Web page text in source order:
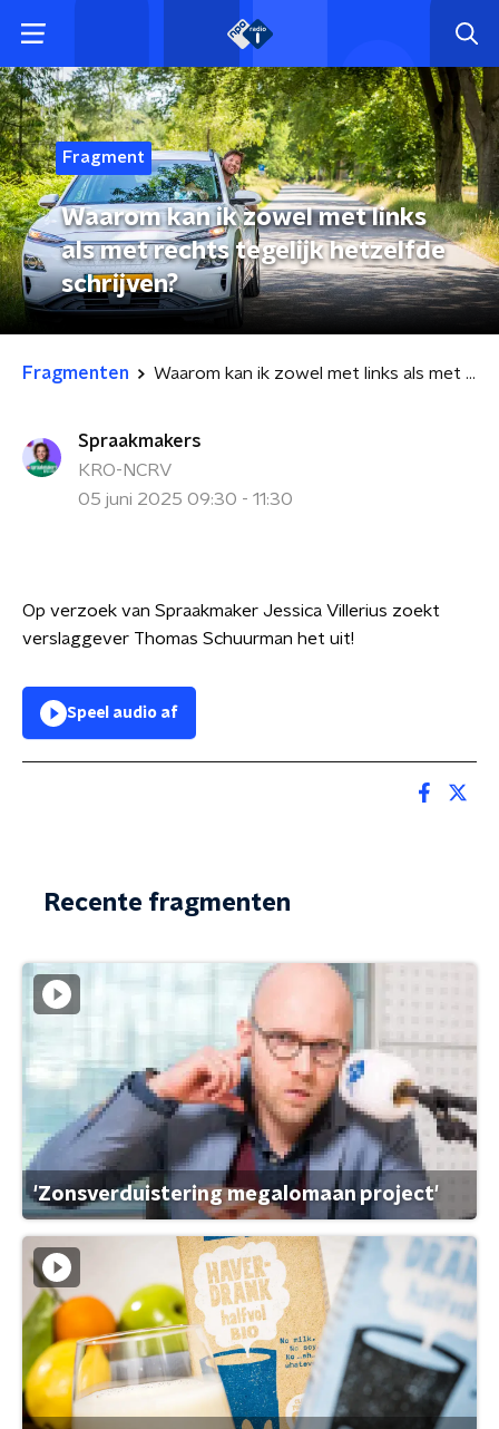
Fragment
Waarom kan ik zowel met links
als met rechts tegelijk hetzelfde
schrijven?
Fragmenten Waarom kan ik zowel met links als met rechts tegelijk hetzelfde schrijven?
Spraakmakers
KRO-NCRV
05 juni 2025 09:30 - 11:30
Op verzoek van Spraakmaker Jessica Villerius zoekt
verslaggever Thomas Schuurman het uit!
Speel audio af
Recente fragmenten
'Zonsverduistering megalomaan project'